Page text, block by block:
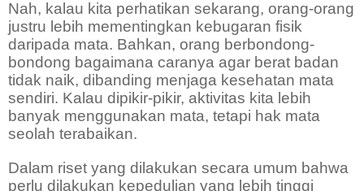
Nah, kalau kita perhatikan sekarang, orang-orang
justru lebih mementingkan kebugaran fisik
daripada mata. Bahkan, orang berbondong-
bondong bagaimana caranya agar berat badan
tidak naik, dibanding menjaga kesehatan mata
sendiri. Kalau dipikir-pikir, aktivitas kita lebih
banyak menggunakan mata, tetapi hak mata
seolah terabaikan.
Dalam riset yang dilakukan secara umum bahwa
perlu dilakukan kepedulian yang lebih tinggi